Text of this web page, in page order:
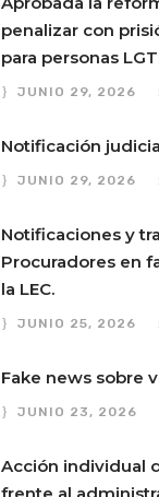
penalizar con
para personas
JUNIO 29, 2026
Notificación
JUNIO 29, 2026
Notificaciones y
Procuradores en
la LEC.
JUNIO 25, 2026
Fake news sobre
JUNIO 23, 2026
Acción individual